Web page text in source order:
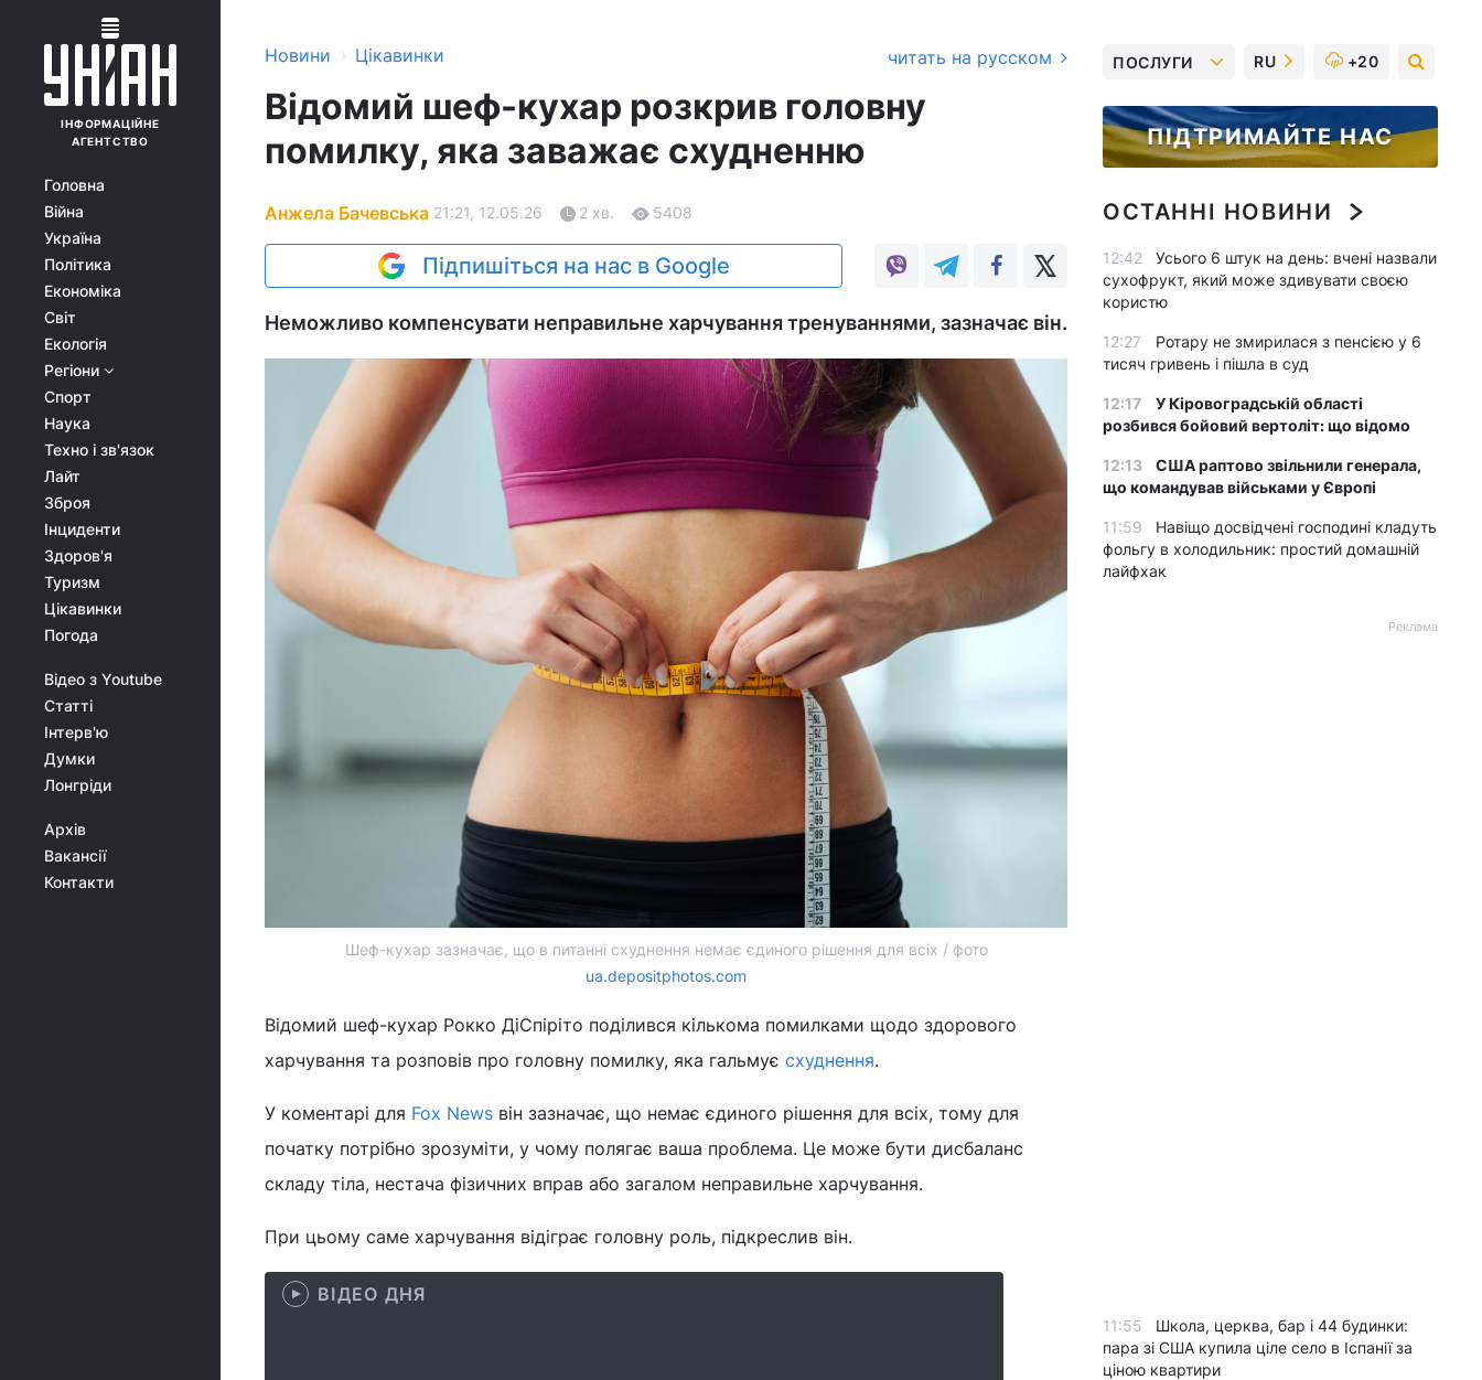
ІНФОРМАЦІЙНЕ
АГЕНТСТВО
Головна
Війна
Україна
Політика
Економіка
Світ
Екологія
Регіони
Спорт
Наука
Техно і зв'язок
Лайт
Зброя
Інциденти
Здоров'я
Туризм
Цікавинки
Погода
Відео з Youtube
Статті
Інтерв'ю
Думки
Лонгріди
Архів
Вакансії
Контакти
Новини › Цікавинки читать на русском
Відомий шеф-кухар розкрив головну
помилку, яка заважає схудненню
Анжела Бачевська 21:21, 12.05.26 2 хв. 5408
Підпишіться на нас в Google
Неможливо компенсувати неправильне харчування тренуваннями, зазначає він.
Шеф-кухар зазначає, що в питанні схуднення немає єдиного рішення для всіх / фото
ua.depositphotos.com
Відомий шеф-кухар Рокко ДіСпіріто поділився кількома помилками щодо здорового
харчування та розповів про головну помилку, яка гальмує схуднення.
У коментарі для Fox News він зазначає, що немає єдиного рішення для всіх, тому для
початку потрібно зрозуміти, у чому полягає ваша проблема. Це може бути дисбаланс
складу тіла, нестача фізичних вправ або загалом неправильне харчування.
При цьому саме харчування відіграє головну роль, підкреслив він.
ВІДЕО ДНЯ
ПОСЛУГИ RU +20
ПІДТРИМАЙТЕ НАС
ОСТАННІ НОВИНИ
12:42
Усього 6 штук на день: вчені назвали
сухофрукт, який може здивувати своєю
користю
12:27
Ротару не змирилася з пенсією у 6
тисяч гривень і пішла в суд
12:17
У Кіровоградській області
розбився бойовий вертоліт: що відомо
12:13
США раптово звільнили генерала,
що командував військами у Європі
11:59
Навіщо досвідчені господині кладуть
фольгу в холодильник: простий домашній
лайфхак
Реклама
11:55
Школа, церква, бар і 44 будинки:
пара зі США купила ціле село в Іспанії за
ціною квартири